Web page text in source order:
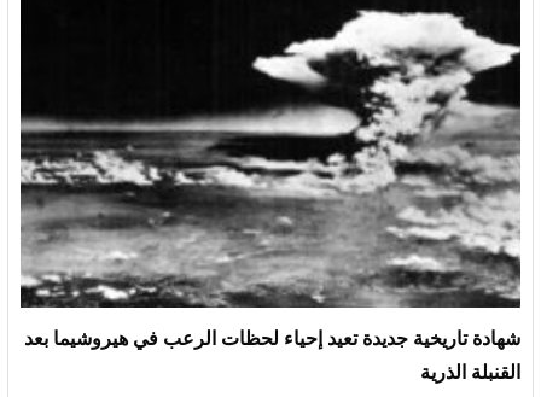
شهادة تاريخية جديدة تعيد إحياء لحظات الرعب في هيروشيما بعد
القنبلة الذرية